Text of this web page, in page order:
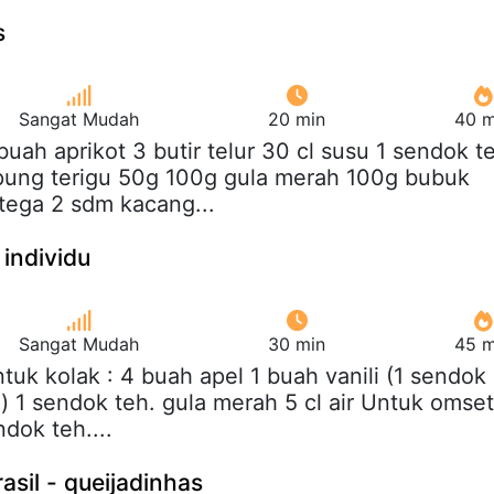
Sangat Mudah 20 min 40
aprikot 3 butir telur 30 cl susu 1 sendok
terigu 50g 100g gula merah 100g bubuk
2 sdm kacang...
Sangat Mudah 30 min 45
kolak : 4 buah apel 1 buah vanili (1 sendok
1 sendok teh. gula merah 5 cl air Untuk
teh....
- queijadinhas